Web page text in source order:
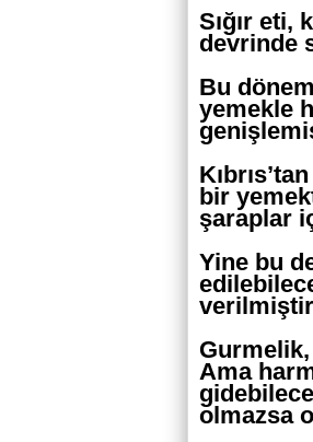
Sığır eti,
devrinde
Bu
yemekle
bir
şaraplar
Yine bu
Ama
olmazsa